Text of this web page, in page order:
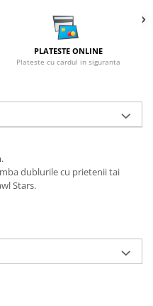
PLATESTE ONLINE
Plateste cu cardul in siguranta
dublurile cu prietenii tai
Stars.